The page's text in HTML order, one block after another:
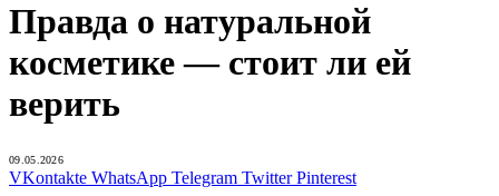
Правда о натуральной
косметике — стоит ли ей
верить
09.05.2026
VKontakte WhatsApp Telegram Twitter Pinterest